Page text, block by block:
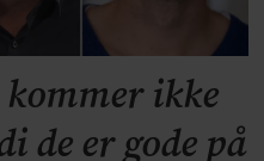
ikke
de er gode på